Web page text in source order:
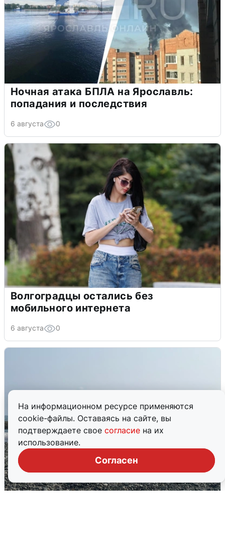
На информационном ресурсе применяются
cookie-файлы. Оставаясь на сайте, вы
подтверждаете свое согласие на их
использование.
Согласен
Ночная атака БПЛА на Ярославль:
попадания и последствия
6 августа 0
Волгоградцы остались без
мобильного интернета
6 августа 0